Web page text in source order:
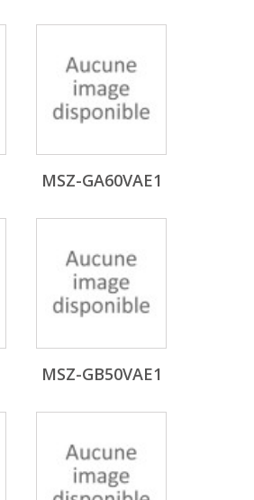
MSZ-GA60VAE1
MSZ-GB50VAE1